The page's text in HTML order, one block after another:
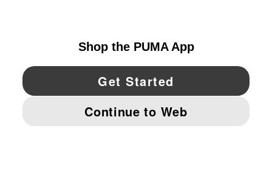
YouTube Twitter Pinterest
IMPRINT AND LEGAL DATA